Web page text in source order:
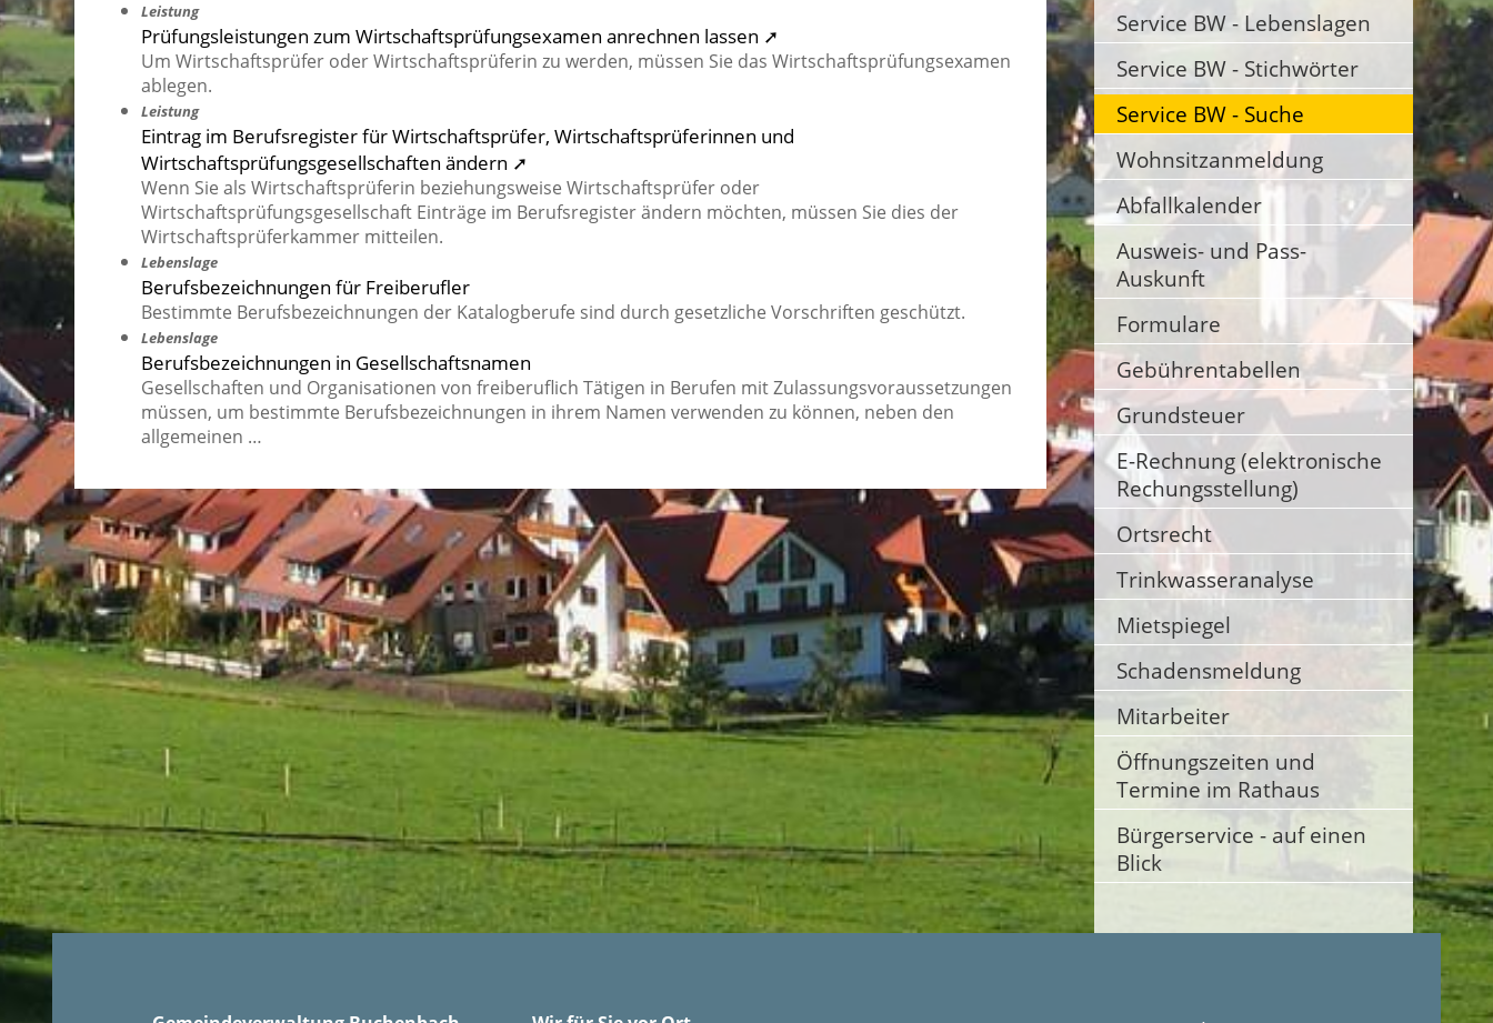
Leistung
Prüfungsleistungen zum Wirtschaftsprüfungsexamen anrechnen lassen ➚
Um Wirtschaftsprüfer oder Wirtschaftsprüferin zu werden, müssen Sie das Wirtschaftsprüfungsexamen
ablegen.
Leistung
Eintrag im Berufsregister für Wirtschaftsprüfer, Wirtschaftsprüferinnen und
Wirtschaftsprüfungsgesellschaften ändern ➚
Wenn Sie als Wirtschaftsprüferin beziehungsweise Wirtschaftsprüfer oder
Wirtschaftsprüfungsgesellschaft Einträge im Berufsregister ändern möchten, müssen Sie dies der
Wirtschaftsprüferkammer mitteilen.
Lebenslage
Berufsbezeichnungen für Freiberufler
Bestimmte Berufsbezeichnungen der Katalogberufe sind durch gesetzliche Vorschriften geschützt.
Lebenslage
Berufsbezeichnungen in Gesellschaftsnamen
Gesellschaften und Organisationen von freiberuflich Tätigen in Berufen mit Zulassungsvoraussetzungen
müssen, um bestimmte Berufsbezeichnungen in ihrem Namen verwenden zu können, neben den
allgemeinen …
Service BW - Lebenslagen
Service BW - Stichwörter
Service BW - Suche
Wohnsitzanmeldung
Abfallkalender
Ausweis- und Pass-
Auskunft
Formulare
Gebührentabellen
Grundsteuer
E-Rechnung (elektronische
Rechungsstellung)
Ortsrecht
Trinkwasseranalyse
Mietspiegel
Schadensmeldung
Mitarbeiter
Öffnungszeiten und
Termine im Rathaus
Bürgerservice - auf einen
Blick